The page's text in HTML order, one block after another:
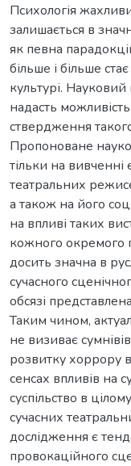
Психологія
залишається в
як певна
більше і більше
культурі.
надасть
ствердження
Пропоноване
тільки на
театральних
а також на його
на впливі таких
кожного окремого
досить значна в
сучасного
обсязі
Таким чином,
не визиває
розвитку хоррору
сенсах впливів на
суспільство в
сучасних
дослідження є
провокаційного